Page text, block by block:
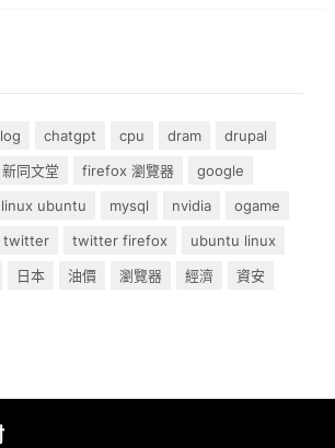
chatgpt cpu dram
drupal
同文堂 firefox 瀏覽器
google
linux ubuntu mysql nvidia
ogame
twitter twitter firefox
ubuntu linux
日本 油價 瀏覽器 經濟
資安